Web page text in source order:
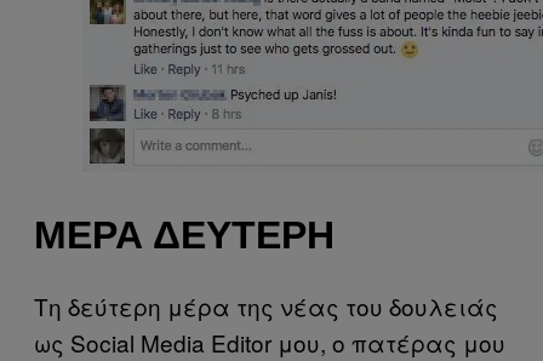
ΜΈΡΑ ΔΕΎΤΕΡΗ
Τη δεύτερη μέρα της νέας του δουλειάς
ως Social Media Editor μου, ο πατέρας μου